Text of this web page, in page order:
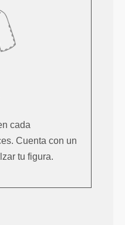
cada
Cuenta con un
tu figura.